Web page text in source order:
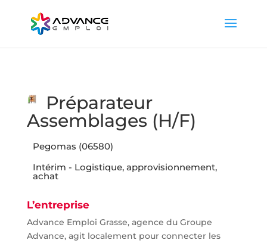
Préparateur
Assemblages (H/F)
Pegomas (06580)
Intérim - Logistique, approvisionnement,
achat
L’entreprise
Advance Emploi Grasse, agence du Groupe
Advance, agit localement pour connecter les